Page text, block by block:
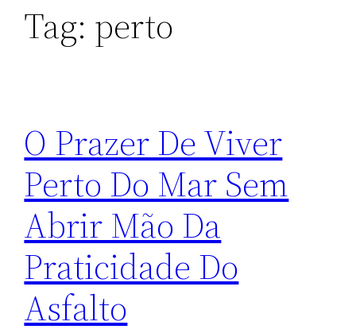
Tag: perto
O Prazer De Viver
Perto Do Mar Sem
Abrir Mão Da
Praticidade Do
Asfalto